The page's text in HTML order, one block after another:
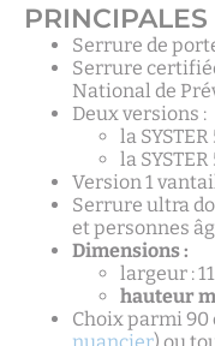
Serrure de
Serrure
National de
Deux versions :
la
la
Version 1
Serrure ultra
et personnes
Dimensions :
largeur :
hauteur
Choix parmi 90